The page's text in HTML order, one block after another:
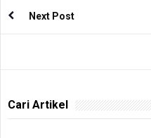
Next Post
Cari Artikel